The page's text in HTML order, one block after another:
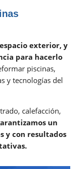
exterior, y
para hacerlo
piscinas,
y tecnologías del
calefacción,
un
y con resultados